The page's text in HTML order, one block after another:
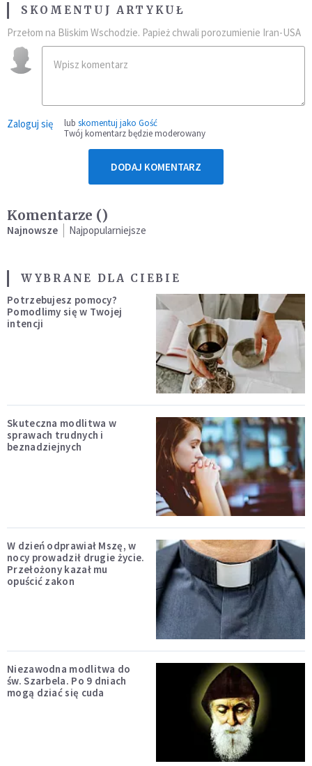
SKOMENTUJ ARTYKUŁ
Przełom na Bliskim Wschodzie. Papież chwali porozumienie Iran-USA
Zaloguj się lub skomentuj jako Gość
Twój komentarz będzie moderowany
DODAJ KOMENTARZ
Komentarze ()
Najnowsze Najpopularniejsze
WYBRANE DLA CIEBIE
Potrzebujesz pomocy?
Pomodlimy się w Twojej
intencji
Skuteczna modlitwa w
sprawach trudnych i
beznadziejnych
W dzień odprawiał Mszę, w
nocy prowadził drugie życie.
Przełożony kazał mu
opuścić zakon
Niezawodna modlitwa do
św. Szarbela. Po 9 dniach
mogą dziać się cuda